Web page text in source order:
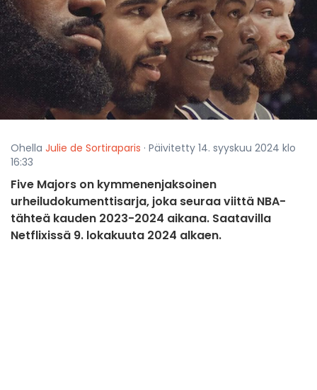
Ohella Julie de Sortiraparis · Päivitetty 14. syyskuu 2024 klo
16:33
Five Majors on kymmenenjaksoinen
urheiludokumenttisarja, joka seuraa viittä NBA-
tähteä kauden 2023-2024 aikana. Saatavilla
Netflixissä 9. lokakuuta 2024 alkaen.